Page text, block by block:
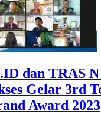
dan TRAS
Gelar 3rd
Award 2023